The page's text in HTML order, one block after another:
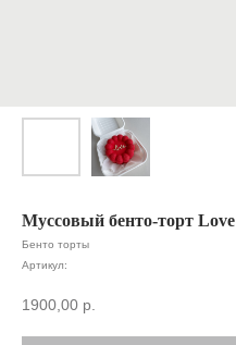
Муссовый бенто-торт Love
Бенто торты
Артикул:
1900,00 р.